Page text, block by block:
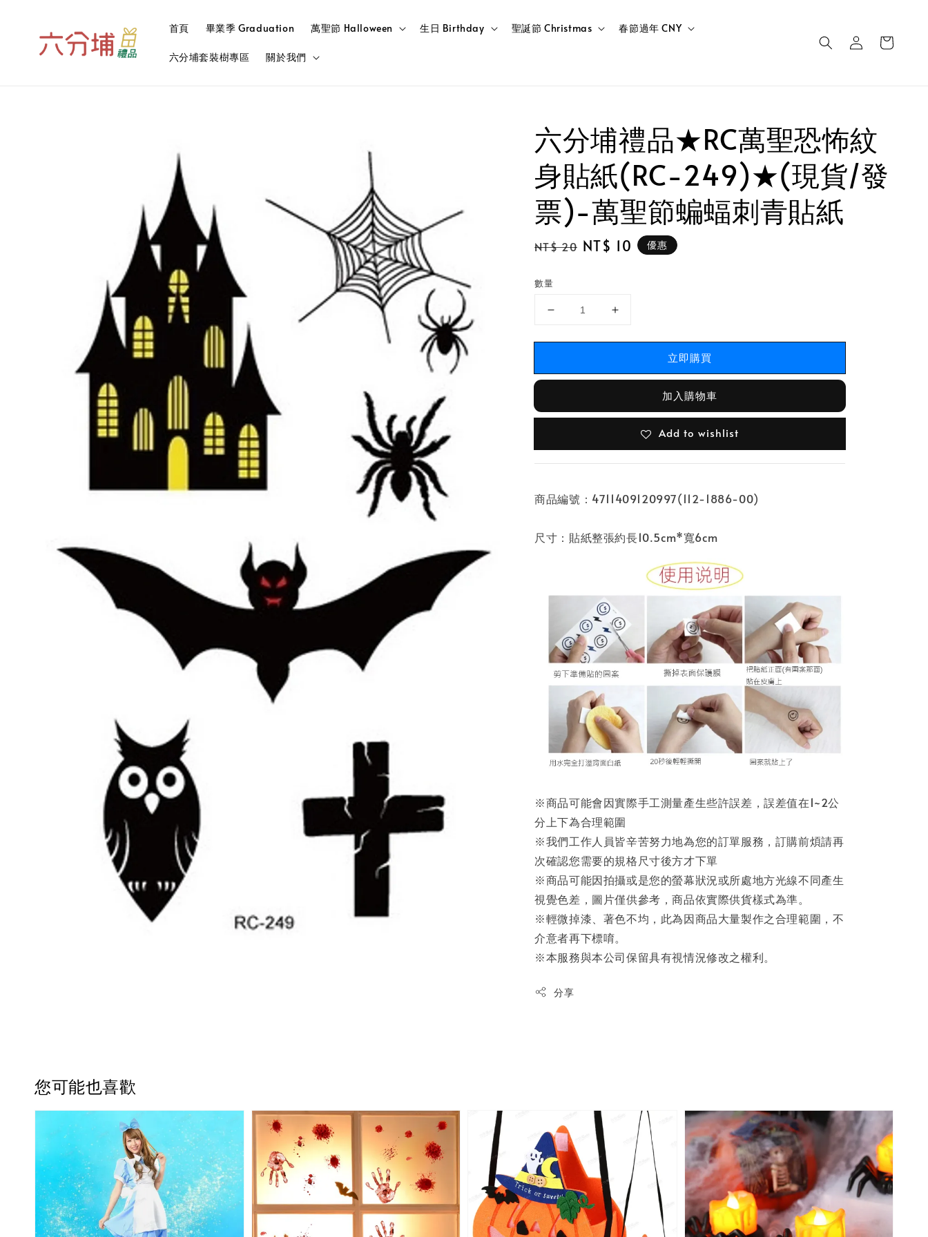
首頁 畢業季 Graduation 萬聖節 Halloween 生日 Birthday 聖誕節 Christmas 春節過年 CNY
六分埔套裝樹專區 關於我們
六分埔禮品★RC萬聖恐怖紋
身貼紙(RC-249)★(現貨/發
票)-萬聖節蝙蝠刺青貼紙
Regular
NT$ 20 Sale
NT$ 10 優惠
數量
立即購買
加入購物車
Add to wishlist
商品編號：4711409120997(112-1886-00)
尺寸：貼紙整張約長10.5cm*寬6cm
※商品可能會因實際手工測量產生些許誤差，誤差值在1~2公
分上下為合理範圍
※我們工作人員皆辛苦努力地為您的訂單服務，訂購前煩請再
次確認您需要的規格尺寸後方才下單
※商品可能因拍攝或是您的螢幕狀況或所處地方光線不同產生
視覺色差，圖片僅供參考，商品依實際供貨樣式為準。
※輕微掉漆、著色不均，此為因商品大量製作之合理範圍，不
介意者再下標唷。
※本服務與本公司保留具有視情況修改之權利。
分享
您可能也喜歡